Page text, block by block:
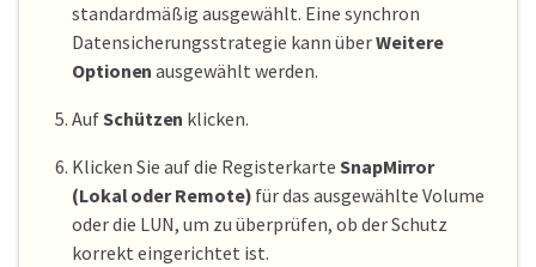
standardmäßig ausgewählt. Eine synchron
Datensicherungsstrategie kann überWeitere
Optionen ausgewählt werden.
AufSchützen klicken.
Klicken Sie auf die Registerkarte SnapMirror
(Lokal oder Remote) für das ausgewählte Volume
oder die LUN, um zu überprüfen, ob der Schutz
korrekt eingerichtet ist.